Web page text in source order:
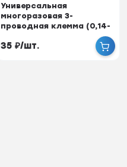
Универсальная
многоразовая 3-
проводная клемма (0,14-
4 мм2) Netko (222-413)
35 ₽/шт.